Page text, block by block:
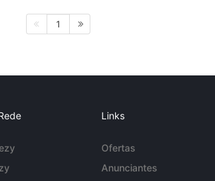
1
Links
Ofertas
Anunciantes